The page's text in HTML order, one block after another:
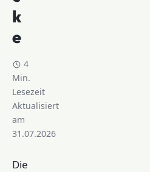
k
e
4
Min.
Lesezeit
Aktualisiert
am
31.07.2026
Die